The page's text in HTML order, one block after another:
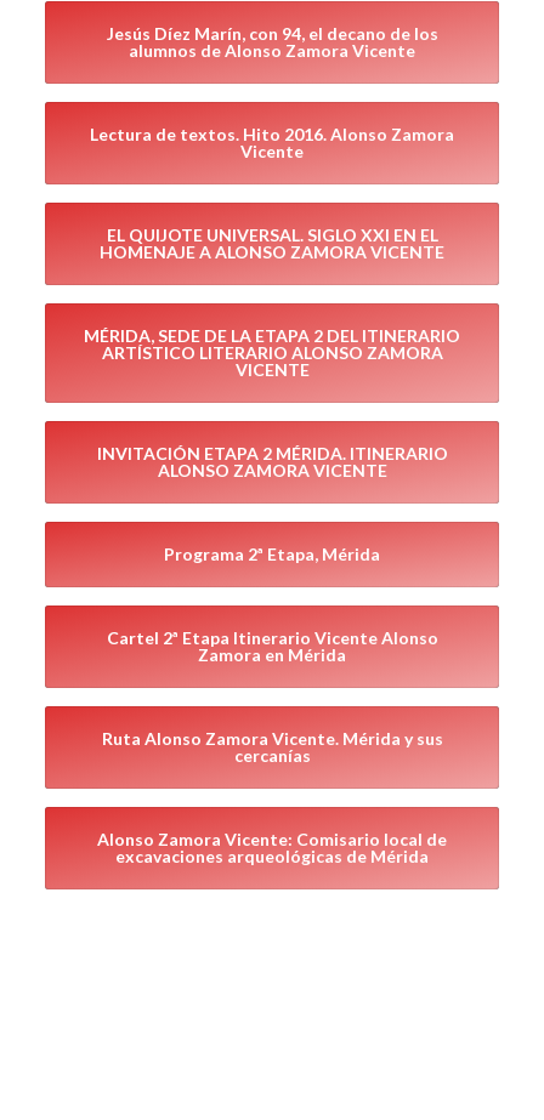
Jesús Díez Marín, con 94, el decano de los
alumnos de Alonso Zamora Vicente
Lectura de textos. Hito 2016. Alonso Zamora
Vicente
EL QUIJOTE UNIVERSAL. SIGLO XXI EN EL
HOMENAJE A ALONSO ZAMORA VICENTE
MÉRIDA, SEDE DE LA ETAPA 2 DEL ITINERARIO
ARTÍSTICO LITERARIO ALONSO ZAMORA
VICENTE
INVITACIÓN ETAPA 2 MÉRIDA. ITINERARIO
ALONSO ZAMORA VICENTE
Programa 2ª Etapa, Mérida
Cartel 2ª Etapa Itinerario Vicente Alonso
Zamora en Mérida
Ruta Alonso Zamora Vicente. Mérida y sus
cercanías
Alonso Zamora Vicente: Comisario local de
excavaciones arqueológicas de Mérida